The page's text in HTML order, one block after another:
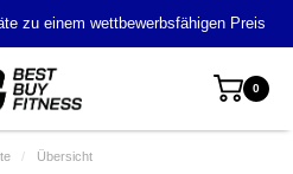
zu einem wettbewerbsfähigen Preis
0
/ Übersicht